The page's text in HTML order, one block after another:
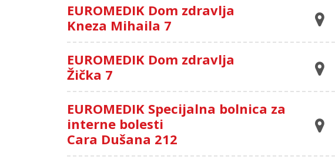
EUROMEDIK Dom zdravlja
Kneza Mihaila 7
EUROMEDIK Dom zdravlja
Žička 7
EUROMEDIK Specijalna bolnica za
interne bolesti
Cara Dušana 212